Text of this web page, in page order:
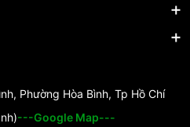
Phường Hòa Bình, Tp Hồ Chí
---Google Map---